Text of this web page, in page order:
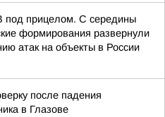
под прицелом. С середины
формирования развернули
атак на объекты в России
после падения
в Глазове